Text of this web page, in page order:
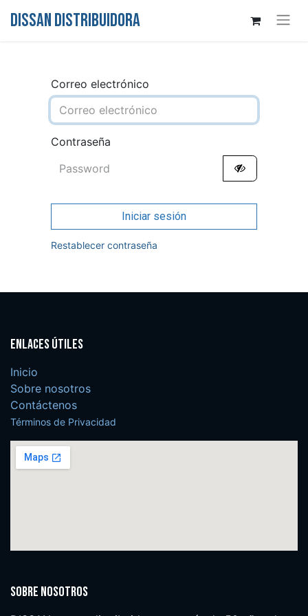
DISSAN DISTRIBUIDORA
Correo electrónico
Contraseña
Iniciar sesión
Restablecer contraseña
Enlaces útiles
Inicio
Sobre nosotros
Contáctenos
Términos de Privacidad
Sobre nosotros